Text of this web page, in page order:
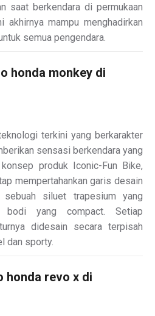
saat berkendara di permukaan
mampu menghadirkan
semua pengendara.
honda monkey di
terkini yang berkarakter
sensasi berkendara yang
konsep produk Iconic-Fun Bike,
mempertahankan garis desain
siluet trapesium yang
bodi yang compact. Setiap
didesain secara terpisah
dan sporty.
honda revo x di